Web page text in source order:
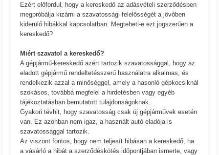
Ezért előfordul, hogy a kereskedő az adásvételi szerződésben
megpróbálja kizárni a szavatossági felelősségét a jövőben
kiderülő hibákkal kapcsolatban. Megteheti-e ezt jogszerűen a
kereskedő?
Miért szavatol a kereskedő?
A gépjármű-kereskedő azért tartozik szavatossággal, hogy az
eladott gépjármű rendeltetésszerű használatra alkalmas, és
rendelkezik azzal a minőséggel, amely a hasonló gépkocsiknál
szokásos, továbbá megfelel a hirdetésben vagy egyéb
tájékoztatásban bemutatott tulajdonságoknak.
Gyakori tévhit, hogy szavatosság csak új gépjárművek esetén
van. Ez azonban nem igaz, a használt autó eladója is
szavatossággal tartozik.
Az viszont fontos, hogy nem teljesít hibásan a kereskedő, ha
a vásárló a hibát a szerződéskötés időpontjában ismerte, vagy